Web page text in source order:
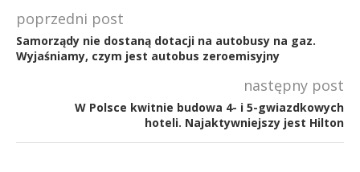
poprzedni post
Samorządy nie dostaną dotacji na autobusy na gaz.
Wyjaśniamy, czym jest autobus zeroemisyjny
następny post
W Polsce kwitnie budowa 4- i 5-gwiazdkowych
hoteli. Najaktywniejszy jest Hilton